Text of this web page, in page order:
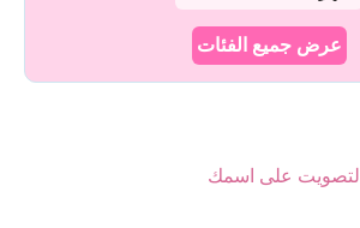
عرض جميع الفئات
التصويت على اسمك